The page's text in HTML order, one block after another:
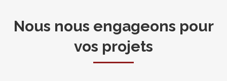
Nous nous engageons pour
vos projets